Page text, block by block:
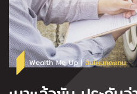
Wealth Me Up |สินไหมทดแทน